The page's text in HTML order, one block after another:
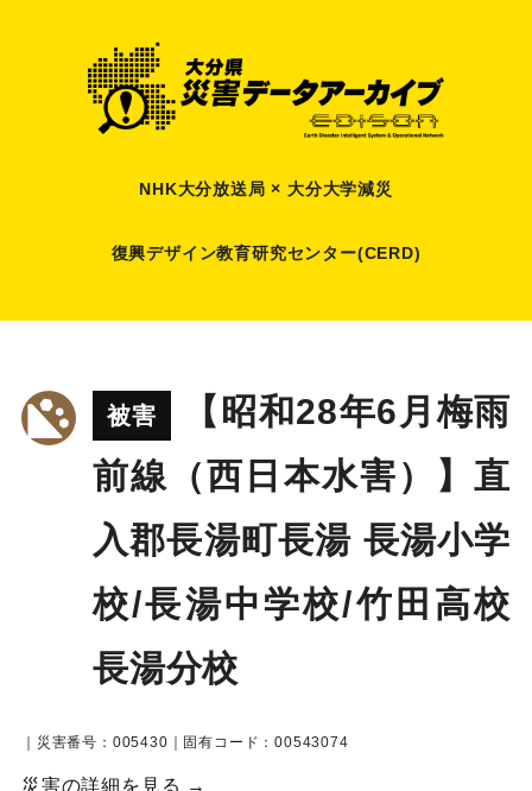
NHK大分放送局 × 大分大学減災
復興デザイン教育研究センター(CERD)
被害
【昭和28年6月梅雨
前線（西日本水害）】直
入郡長湯町長湯 長湯小学
校/長湯中学校/竹田高校
長湯分校
｜災害番号：005430｜固有コード：00543074
災害の詳細を見る →